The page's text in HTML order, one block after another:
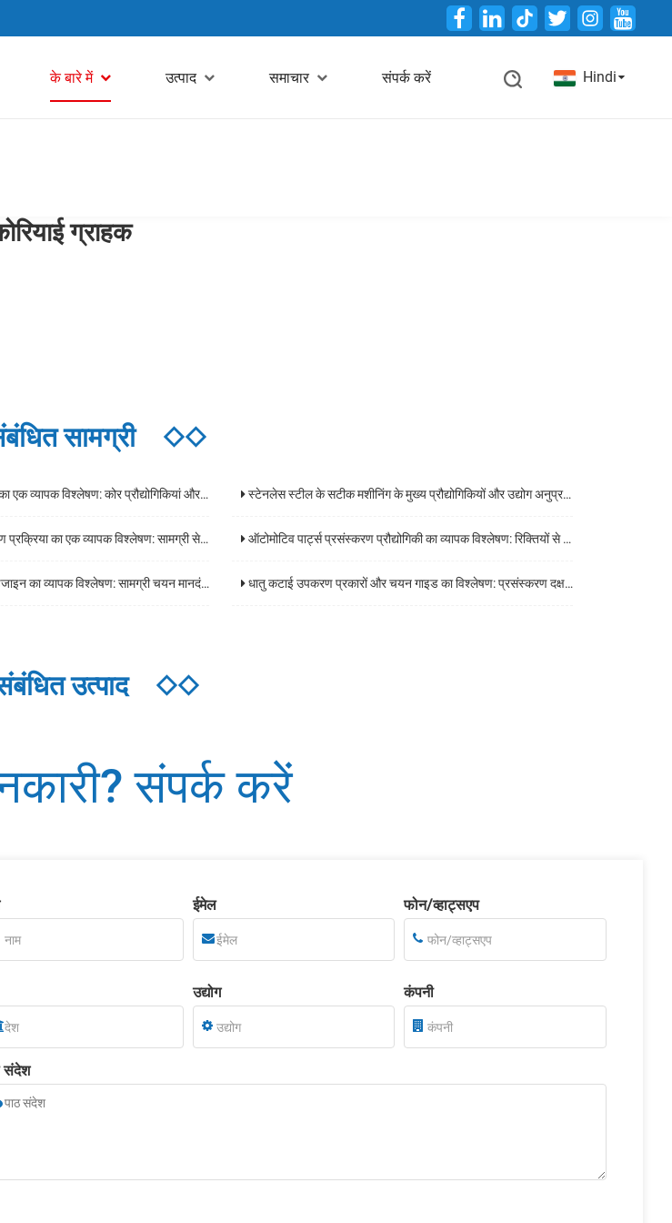
Twitter
के बारे में उत्पाद समाचार संपर्क करें Hindi
ग्राहक
सामग्री ◇◇
विश्लेषण: कोर प्रौद्योगिकियां और अनुप्रयोग परिदृश्य स्टेनलेस स्टील के सटीक मशीनिंग के मुख्य प्रौद्योगिकियों और उद्योग अनुप्रयोगों का एक व्यापक विश्लेषण
एक व्यापक विश्लेषण: सामग्री से तैयार उत्पादों तक मुख्य प्रौद्योगिकियां ऑटोमोटिव पार्ट्स प्रसंस्करण प्रौद्योगिकी का व्यापक विश्लेषण: रिक्तियों से तैयार उत्पादों तक मुख्य प्रौद्योगिकियां
सामग्री चयन मानदंड, सुरक्षा स्तर, और अनुप्रयोग परिदृश्य दिशानिर्देश धातु कटाई उपकरण प्रकारों और चयन गाइड का विश्लेषण: प्रसंस्करण दक्षता में सुधार करने की कुंजी
उत्पाद ◇◇
संपर्क करें
ईमेल फोन/व्हाट्सएप
उद्योग कंपनी
संदेश